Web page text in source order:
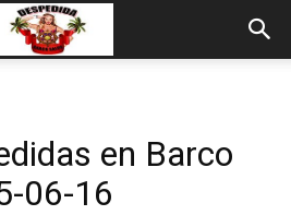
en Barco
06-16